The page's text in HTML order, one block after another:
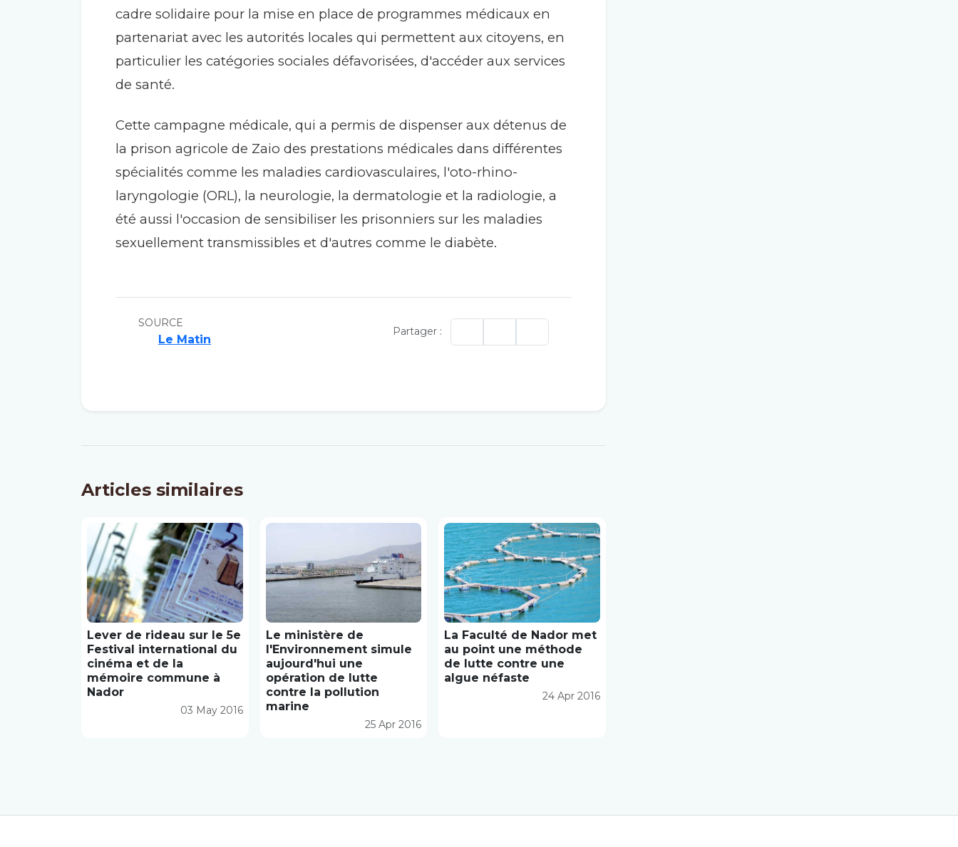
cadre solidaire pour la mise en place de programmes médicaux en
partenariat avec les autorités locales qui permettent aux citoyens, en
particulier les catégories sociales défavorisées, d'accéder aux services
de santé.
Cette campagne médicale, qui a permis de dispenser aux détenus de
la prison agricole de Zaio des prestations médicales dans différentes
spécialités comme les maladies cardiovasculaires, l'oto-rhino-
laryngologie (ORL), la neurologie, la dermatologie et la radiologie, a
été aussi l'occasion de sensibiliser les prisonniers sur les maladies
sexuellement transmissibles et d'autres comme le diabète.
SOURCE
Le Matin
Partager :
Articles similaires
Lever de rideau sur le 5e
Festival international du
cinéma et de la
mémoire commune à
Nador
03 May 2016
Le ministère de
l'Environnement simule
aujourd'hui une
opération de lutte
contre la pollution
marine
25 Apr 2016
La Faculté de Nador met
au point une méthode
de lutte contre une
algue néfaste
24 Apr 2016